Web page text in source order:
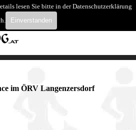
lesen Sie bitte in der Datenschutzerklärung
Einverstanden
Suchen
im ÖRV Langenzersdorf